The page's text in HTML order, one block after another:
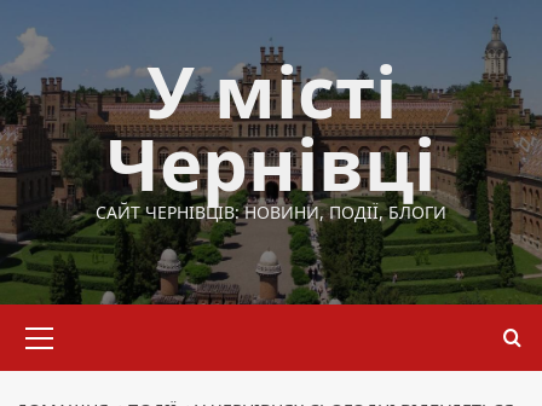
до
вмісту
У місті
Чернівці
САЙТ ЧЕРНІВЦІВ: НОВИНИ, ПОДІЇ, БЛОГИ
меню